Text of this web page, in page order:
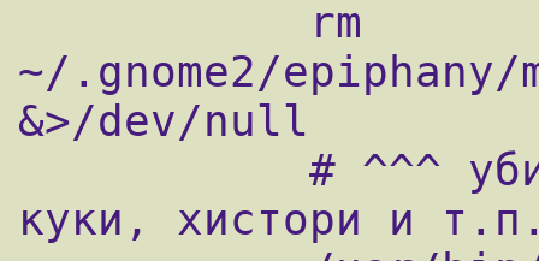
~/.gnome2/
&>/dev/null
куки, хистори и